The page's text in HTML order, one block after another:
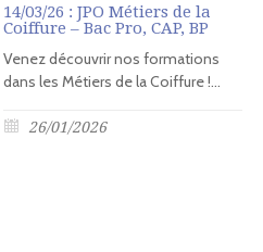
14/03/26 : JPO Métiers de la
Coiffure – Bac Pro, CAP, BP
Venez découvrir nos formations
dans les Métiers de la Coiffure !...
26/01/2026